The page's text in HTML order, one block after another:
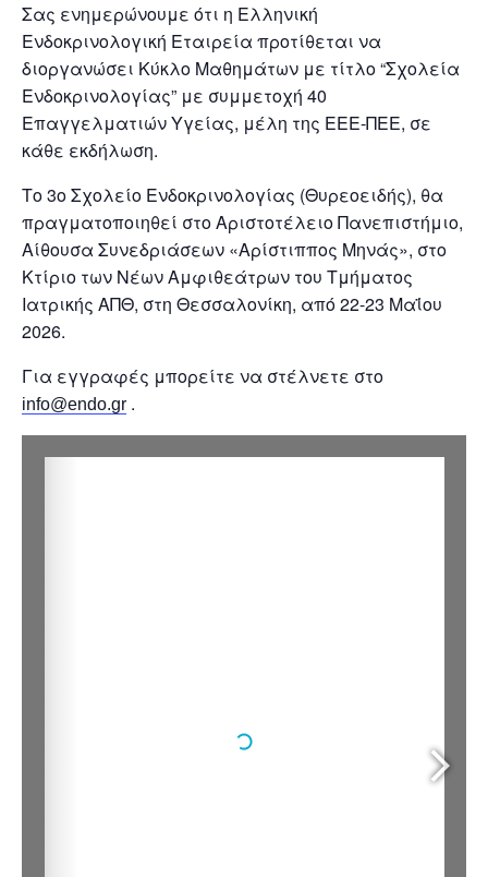
Σας ενημερώνουμε ότι η Ελληνική
Ενδοκρινολογική Εταιρεία προτίθεται να
διοργανώσει Κύκλο Μαθημάτων με τίτλο “Σχολεία
Ενδοκρινολογίας” με συμμετοχή 40
Επαγγελματιών Υγείας, μέλη της ΕΕΕ-ΠΕΕ, σε
κάθε εκδήλωση.
Το 3ο Σχολείο Ενδοκρινολογίας (Θυρεοειδής), θα
πραγματοποιηθεί στο Αριστοτέλειο Πανεπιστήμιο,
Αίθουσα Συνεδριάσεων «Αρίστιππος Μηνάς», στο
Κτίριο των Νέων Αμφιθεάτρων του Τμήματος
Ιατρικής ΑΠΘ, στη Θεσσαλονίκη, από 22-23 Μαΐου
2026.
Για εγγραφές μπορείτε να στέλνετε στο
info@endo.gr .